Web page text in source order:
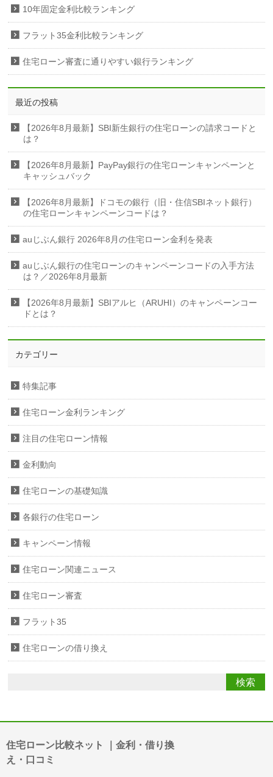
10年固定金利比較ランキング
フラット35金利比較ランキング
住宅ローン審査に通りやすい銀行ランキング
最近の投稿
【2026年8月最新】SBI新生銀行の住宅ローンの請求コードと
は？
【2026年8月最新】PayPay銀行の住宅ローンキャンペーンと
キャッシュバック
【2026年8月最新】ドコモの銀行（旧・住信SBIネット銀行）
の住宅ローンキャンペーンコードは？
auじぶん銀行 2026年8月の住宅ローン金利を発表
auじぶん銀行の住宅ローンのキャンペーンコードの入手方法
は？／2026年8月最新
【2026年8月最新】SBIアルヒ（ARUHI）のキャンペーンコー
ドとは？
カテゴリー
特集記事
住宅ローン金利ランキング
注目の住宅ローン情報
金利動向
住宅ローンの基礎知識
各銀行の住宅ローン
キャンペーン情報
住宅ローン関連ニュース
住宅ローン審査
フラット35
住宅ローンの借り換え
住宅ローン比較ネット ｜金利・借り換
え・口コミ